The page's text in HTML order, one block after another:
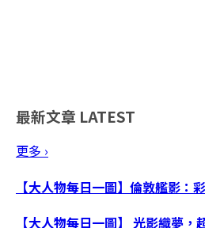
最新文章 LATEST
更多 ›
【大人物每日一圖】倫敦艦影：
【大人物每日一圖】 光影織夢，